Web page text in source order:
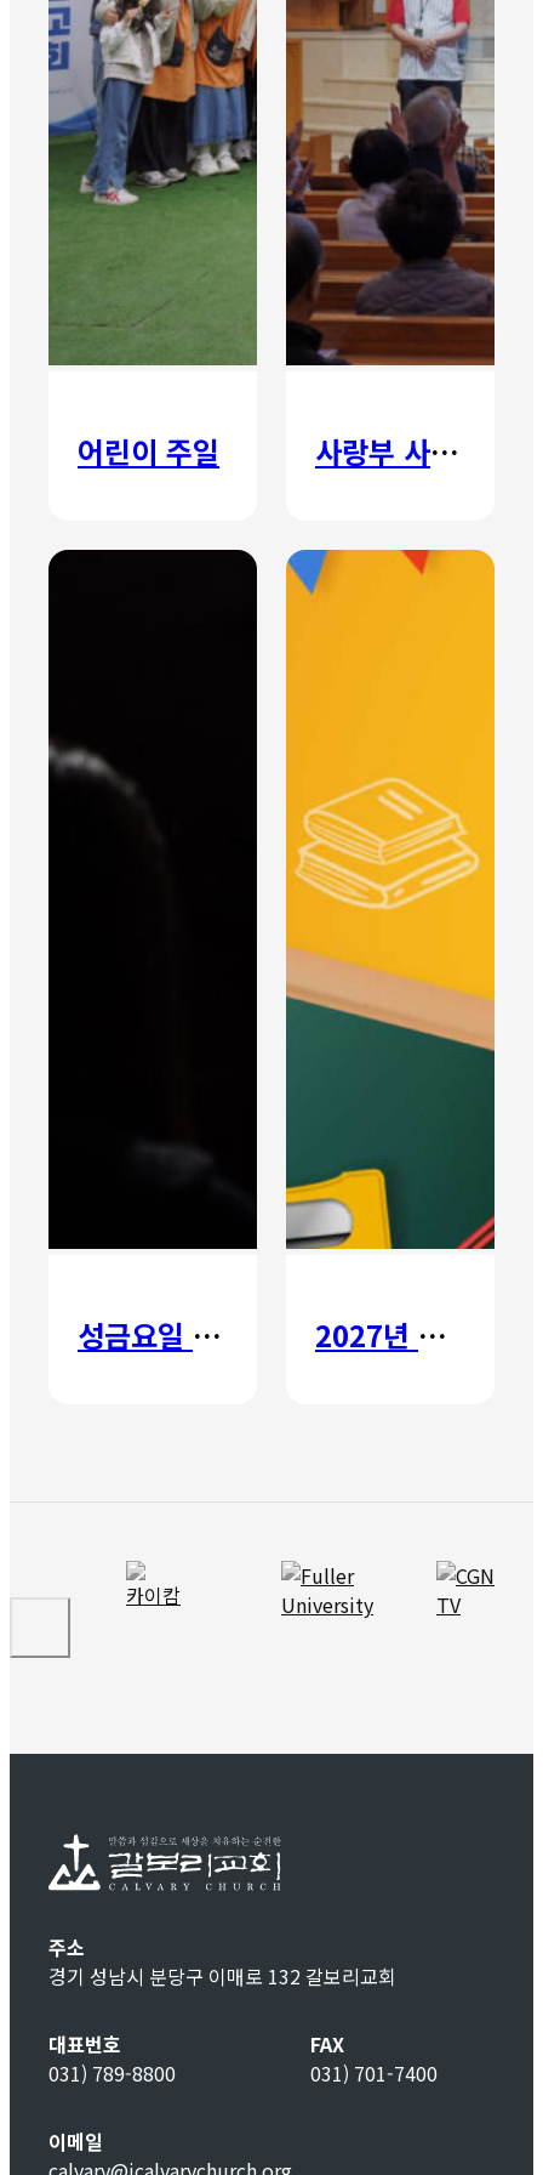
어린이 주일 사랑부 사랑주일
성금요일 칸타타 2027년 갈보리 어학원 유치부 신입생 모집
주소
경기 성남시 분당구 이매로 132 갈보리교회
대표번호
031) 789-8800
FAX
031) 701-7400
이메일